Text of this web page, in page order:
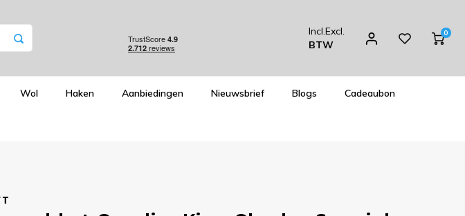
Incl.Excl.
BTW
0
Wol Haken Aanbiedingen Nieuwsbrief Blogs Cadeaubon